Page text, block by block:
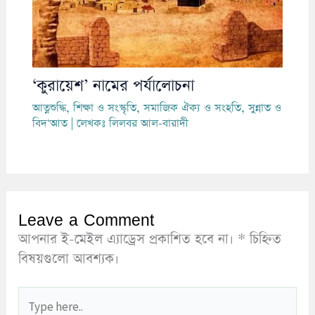
‘কুরায়েশ’ নামের পর্যালোচনা
আত্নশুদ্ধি,শিক্ষা ও সংস্কৃতি,সমাজিক ঐক্য ও সংহতি,সুন্নাত ও
বিদ‘আত| লেখকঃলিলবর আল-বারাদী
Leave a Comment
আপনার ই-মেইল এ্যাড্রেস প্রকাশিত হবে না। * চিহ্নিত
বিষয়গুলো আবশ্যক।